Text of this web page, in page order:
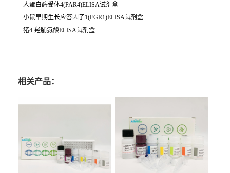
人蛋白酶受体4(PAR4)ELISA试剂盒
小鼠早期生长应答因子1(EGR1)ELISA试剂盒
猪4-羟脯氨酸ELISA试剂盒
相关产品：